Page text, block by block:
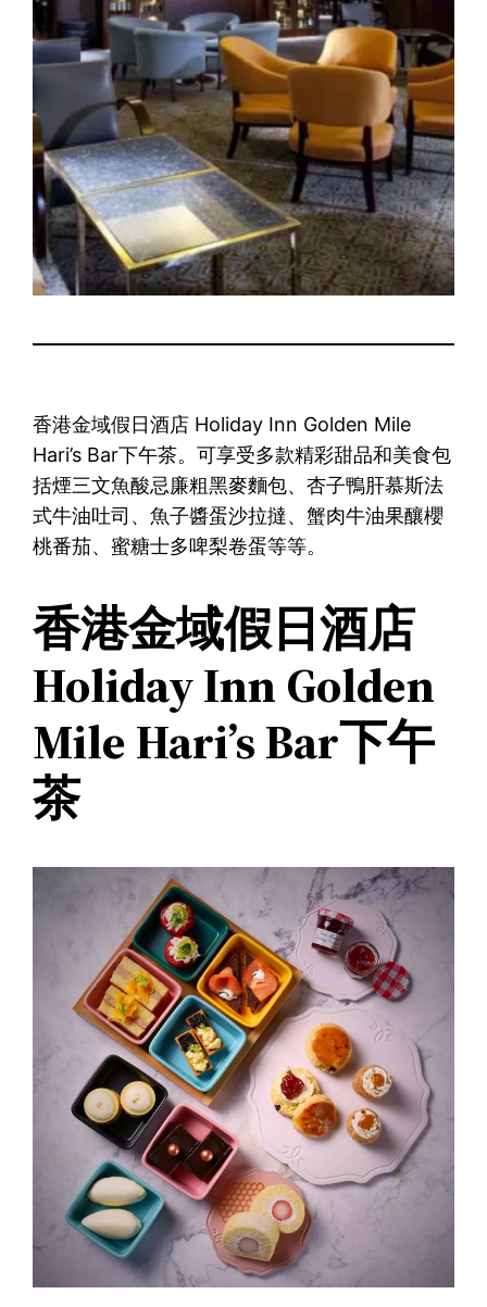
香港金域假日酒店 Holiday Inn Golden Mile
Hari’s Bar下午茶。可享受多款精彩甜品和美食包
括煙三文魚酸忌廉粗黑麥麵包、杏子鴨肝慕斯法
式牛油吐司、魚子醬蛋沙拉撻、蟹肉牛油果釀櫻
桃番茄、蜜糖士多啤梨卷蛋等等。
香港金域假日酒店
Holiday Inn Golden
Mile Hari’s Bar下午
茶